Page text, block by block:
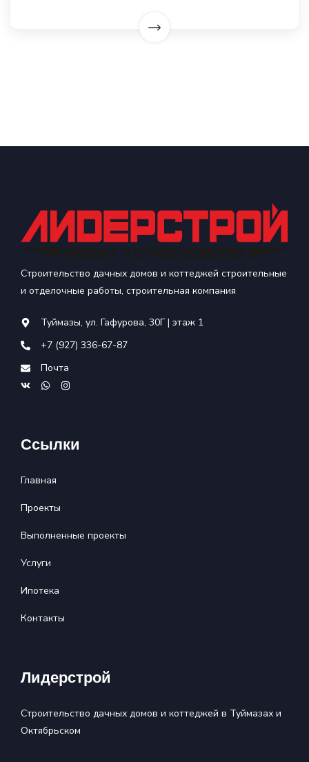
Строительство дачных домов и коттеджей строительные
и отделочные работы, строительная компания
Туймазы, ул. Гафурова, 30Г | этаж 1
+7 (927) 336-67-87
Почта
Ссылки
Главная
Проекты
Выполненные проекты
Услуги
Ипотека
Контакты
Лидерстрой
Строительство дачных домов и коттеджей в Туймазах и
Октябрьском